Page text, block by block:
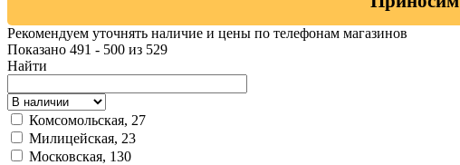
Рекомендуем уточнять наличие и цены по телефонам магазинов
Показано 491 - 500 из 529
Найти
Комсомольская, 27
Милицейская, 23
Московская, 130